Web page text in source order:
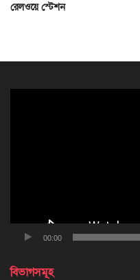
রেলওয়ে স্টেশন
00:00
বিভাগসমূহ